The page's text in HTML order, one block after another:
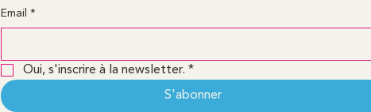
Email *
Oui, s'inscrire à la newsletter. *
S'abonner